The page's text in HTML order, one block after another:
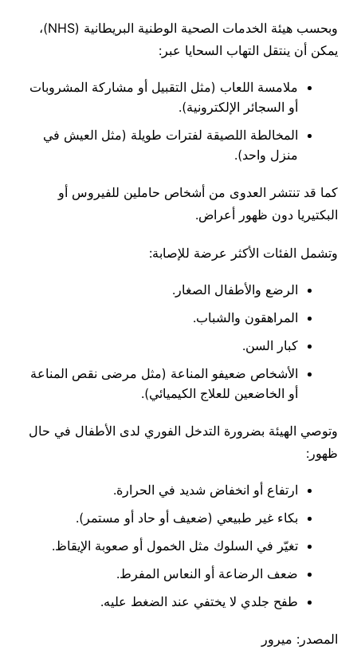
وبحسب هيئة الخدمات الصحية الوطنية البريطانية (NHS)،
يمكن أن ينتقل التهاب السحايا عبر:
ملامسة اللعاب (مثل التقبيل أو مشاركة المشروبات
أو السجائر الإلكترونية).
المخالطة اللصيقة لفترات طويلة (مثل العيش في
منزل واحد).
كما قد تنتشر العدوى من أشخاص حاملين للفيروس أو
البكتيريا دون ظهور أعراض.
وتشمل الفئات الأكثر عرضة للإصابة:
الرضع والأطفال الصغار.
المراهقون والشباب.
كبار السن.
الأشخاص ضعيفو المناعة (مثل مرضى نقص المناعة
أو الخاضعين للعلاج الكيميائي).
وتوصي الهيئة بضرورة التدخل الفوري لدى الأطفال في حال
ظهور:
ارتفاع أو انخفاض شديد في الحرارة.
بكاء غير طبيعي (ضعيف أو حاد أو مستمر).
تغيّر في السلوك مثل الخمول أو صعوبة الإيقاظ.
ضعف الرضاعة أو النعاس المفرط.
طفح جلدي لا يختفي عند الضغط عليه.
المصدر: ميرور